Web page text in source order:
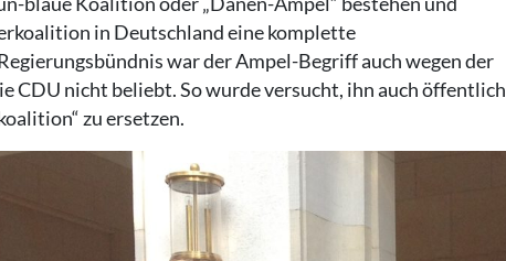
in Deutschland eine komplette
war der Ampel-Begriff auch wegen der
CDU nicht beliebt. So wurde versucht, ihn auch öffentlich
zu ersetzen.